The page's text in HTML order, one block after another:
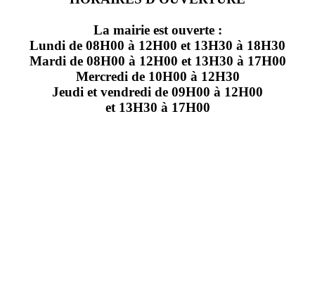
La mairie est ouverte :
Lundi de 08H00 à 12H00 et 13H30 à 18H30
Mardi de 08H00 à 12H00 et 13H30 à 17H00
Mercredi de 10H00 à 12H30
Jeudi et vendredi de 09H00 à 12H00
et 13H30 à 17H00